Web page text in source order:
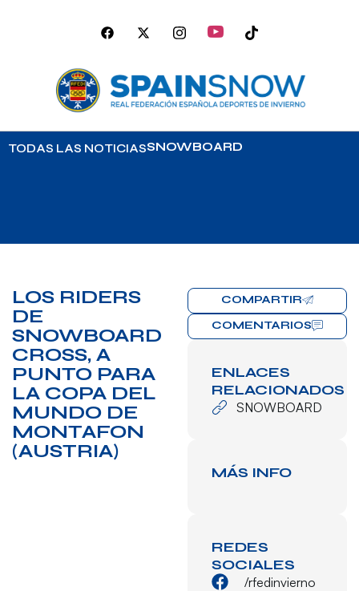
TODAS LAS NOTICIASSNOWBOARD
LOS RIDERS
DE
SNOWBOARD
CROSS, A
PUNTO PARA
LA COPA DEL
MUNDO DE
MONTAFON
(AUSTRIA)
COMPARTIR
COMENTARIOS
ENLACES
RELACIONADOS
SNOWBOARD
MÁS INFO
REDES
SOCIALES
/rfedinvierno